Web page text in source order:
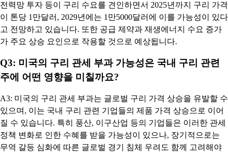
전력망 투자 등이 구리 수요를 견인하면서 2025년까지 구리 가격
이 톤당 1만달러, 2029년에는 1만5000달러에 이를 가능성이 있다
고 전망하고 있습니다. 또한 공급 제약과 재생에너지 수요 증가
가 주요 상승 요인으로 작용할 것으로 예상됩니다.
Q3: 미국의 구리 관세 부과 가능성은 국내 구리 관련
주에 어떤 영향을 미칠까요?
A3: 미국의 구리 관세 부과는 글로벌 구리 가격 상승을 유발할 수
있으며, 이는 국내 구리 관련 기업들의 제품 가격 상승으로 이어
질 수 있습니다. 특히 풍산, 이구산업 등의 기업들은 이러한 관세
정책 변화로 인한 수혜를 받을 가능성이 있으나, 장기적으로는
무역 갈등 심화에 따른 글로벌 경기 침체 우려도 함께 고려해야